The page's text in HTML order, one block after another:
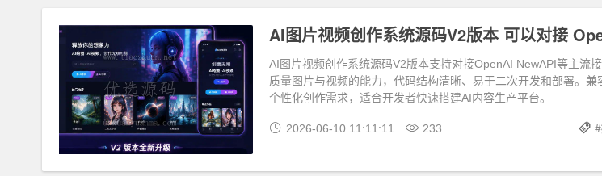
AI图片视频创作系统源码V2版本支持对接OpenAI NewAPI等主流
质量图片与视频的能力，代码结构清晰、易于二次开发和部署。兼
个性化创作需求，适合开发者快速搭建AI内容生产平台。
2026-06-10 11:11:11 233 #